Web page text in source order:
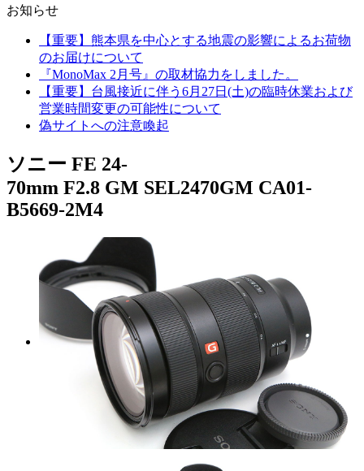
お知らせ
【重要】熊本県を中心とする地震の影響によるお荷物
のお届けについて
『MonoMax 2月号』の取材協力をしました。
【重要】台風接近に伴う6月27日(土)の臨時休業および
営業時間変更の可能性について
偽サイトへの注意喚起
ソニー FE 24-
70mm F2.8 GM SEL2470GM CA01-
B5669-2M4